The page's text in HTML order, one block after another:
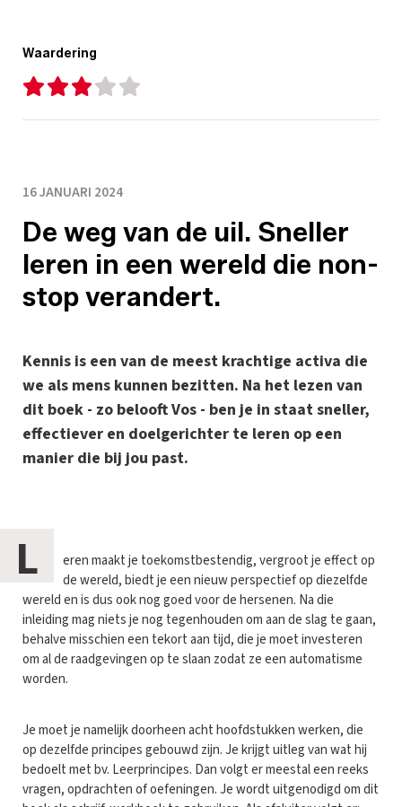
Waardering
16 JANUARI 2024
De weg van de uil. Sneller
leren in een wereld die non-
stop verandert.
Kennis is een van de meest krachtige activa die
we als mens kunnen bezitten. Na het lezen van
dit boek - zo belooft Vos - ben je in staat sneller,
effectiever en doelgerichter te leren op een
manier die bij jou past.
L
eren maakt je toekomstbestendig, vergroot je effect op
de wereld, biedt je een nieuw perspectief op diezelfde
wereld en is dus ook nog goed voor de hersenen. Na die
inleiding mag niets je nog tegenhouden om aan de slag te gaan,
behalve misschien een tekort aan tijd, die je moet investeren
om al de raadgevingen op te slaan zodat ze een automatisme
worden.
Je moet je namelijk doorheen acht hoofdstukken werken, die
op dezelfde principes gebouwd zijn. Je krijgt uitleg van wat hij
bedoelt met bv. Leerprincipes. Dan volgt er meestal een reeks
vragen, opdrachten of oefeningen. Je wordt uitgenodigd om dit